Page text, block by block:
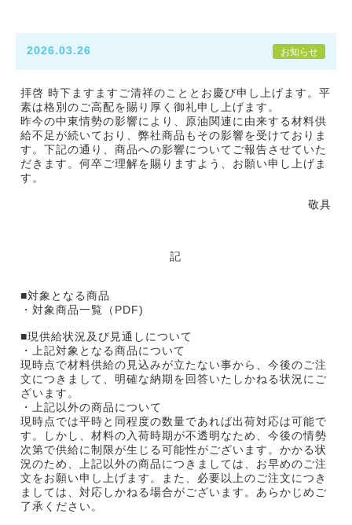
2026.03.26 お知らせ
拝啓 時下ますますご清祥のこととお慶び申し上げます。平
素は格別のご高配を賜り厚く御礼申し上げます。
昨今の中東情勢の影響により、原油関連に由来する材料供
給不足が続いており、弊社商品もその影響を受けておりま
す。下記の通り、商品への影響についてご報告させていた
だきます。何卒ご理解を賜りますよう、お願い申し上げま
す。
敬具
記
■対象となる商品
・対象商品一覧（PDF)
■現供給状況及び見通しについて
・上記対象となる商品について
現時点で材料供給の見込みが立たない事から、今後のご注
文につきまして、明確な納期を回答いたしかねる状況にご
ざいます。
・上記以外の商品について
現時点では平時と同程度の数量であれば出荷対応は可能で
す。しかし、材料の入荷時期が不透明なため、今後の情勢
次第で供給に制限が生じる可能性がございます。かかる状
況のため、上記以外の商品につきましては、お早めのご注
文をお願い申し上げます。また、必要以上のご注文につき
ましては、対応しかねる場合がございます。あらかじめご
了承ください。